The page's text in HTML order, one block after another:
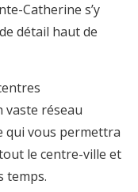
Catherine s’y
détail haut de
vaste réseau
vous permettra
le centre-ville et
temps.